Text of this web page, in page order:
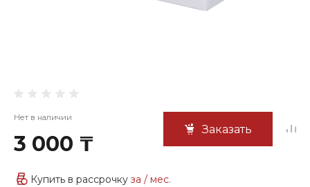
Нет в наличии
3 000 ₸
Заказать
Купить в рассрочку за / мес.